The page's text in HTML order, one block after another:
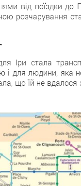
від поїздки
розчарування
Іри сталa
і для людини, яка
що їй нe